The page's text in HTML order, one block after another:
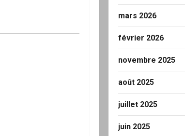
mars 2026
février 2026
novembre 2025
août 2025
juillet 2025
juin 2025